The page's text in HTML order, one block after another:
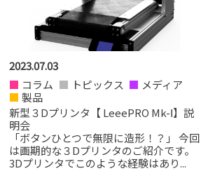
2023.07.03
コラム
トピックス
メディア
製品
新型３Dプリンタ【 LeeePRO Mk-Ⅰ】説
明会
「ボタンひとつで無限に造形！？」 今回
は画期的な３Dプリンタのご紹介です。
3Dプリンタでこのような経験はあり...